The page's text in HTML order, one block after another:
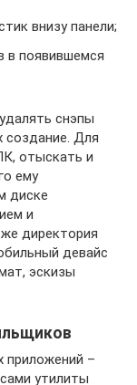
внизу панели;
в появившемся
снэпы
создание. Для
отыскать и
ему
диске
и
же директория
девайс
эскизы
приложений –
утилиты